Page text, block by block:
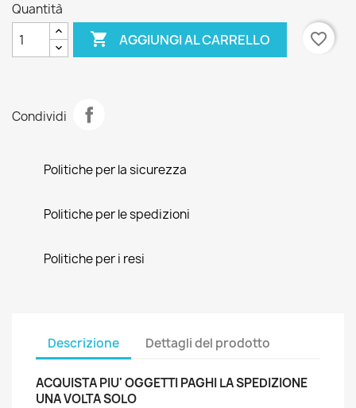
Quantità
 AGGIUNGI AL CARRELLO favorite_border
Condividi
Politiche per la sicurezza
Politiche per le spedizioni
Politiche per i resi
Descrizione Dettagli del prodotto
ACQUISTA PIU' OGGETTI PAGHI LA SPEDIZIONE
UNA VOLTA SOLO